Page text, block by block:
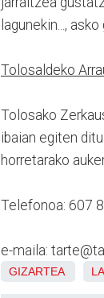
lagunekin...,
Tolosaldeko
Tolosako
ibaian egiten
horretarako
Telefonoa: 607
e-maila:
GIZARTEA